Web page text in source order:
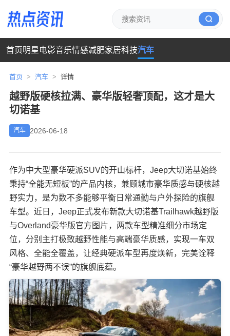
首页明星 电影音乐情感减肥家居科技汽车
首页 > 汽车 > 详情
越野版硬核拉满、豪华版轻奢顶配，这才是大
切诺基
汽车 2026-06-18
作为中大型豪华硬派SUV的开山标杆，Jeep大切诺基始终
秉持“全能无短板”的产品内核，兼顾城市豪华质感与硬核越
野实力，是为数不多能够平衡日常通勤与户外探险的旗舰
车型。近日，Jeep正式发布新款大切诺基Trailhawk越野版
与Overland豪华版官方图片，两款车型精准细分市场定
位，分别主打极致越野性能与高端豪华质感，实现一车双
风格、全能全覆盖，让经典硬派车型再度焕新，完美诠释
“豪华越野两不误”的旗舰底蕴。